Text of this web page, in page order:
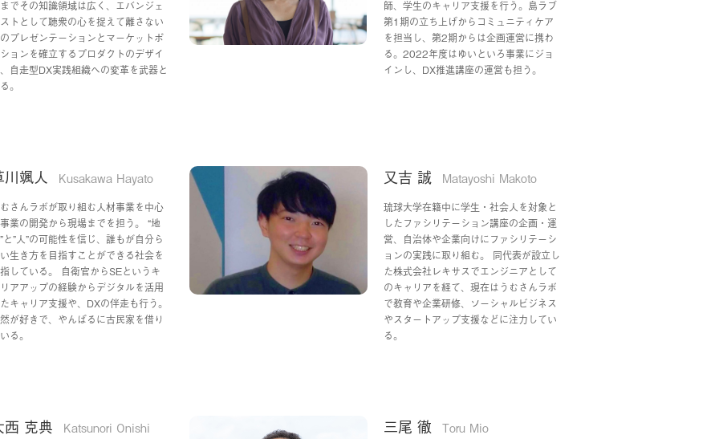
でその知識領域は広く、エバンジェ
トとして聴衆の心を捉えて離さない
プレゼンテーションとマーケットポ
ョンを確立するプロダクトのデザイ
自走型DX実践組織への変革を武器と
。
師、学生のキャリア支援を行う。島ラブ
第1期の立ち上げからコミュニティケア
を担当し、第2期からは企画運営に携わ
る。2022年度はゆいといろ事業にジョ
インし、DX推進講座の運営も担う。
川颯人 Kusakawa Hayato
さんラボが取り組む人材事業を中心
業の開発から現場までを担う。 “地
と”人”の可能性を信じ、誰もが自分ら
生き方を目指すことができる社会を
している。 自衛官からSEというキ
アアップの経験からデジタルを活用
キャリア支援や、DXの伴走も行う。
が好きで、やんばるに古民家を借り
る。
又吉 誠 Matayoshi Makoto
琉球大学在籍中に学生・社会人を対象と
したファシリテーション講座の企画・運
営、自治体や企業向けにファシリテーシ
ョンの実践に取り組む。 同代表が設立し
た株式会社レキサスでエンジニアとして
のキャリアを経て、現在はうむさんラボ
で教育や企業研修、ソーシャルビジネス
やスタートアップ支援などに注力してい
る。
西 克典 Katsunori Onishi 三尾 徹 Toru Mio